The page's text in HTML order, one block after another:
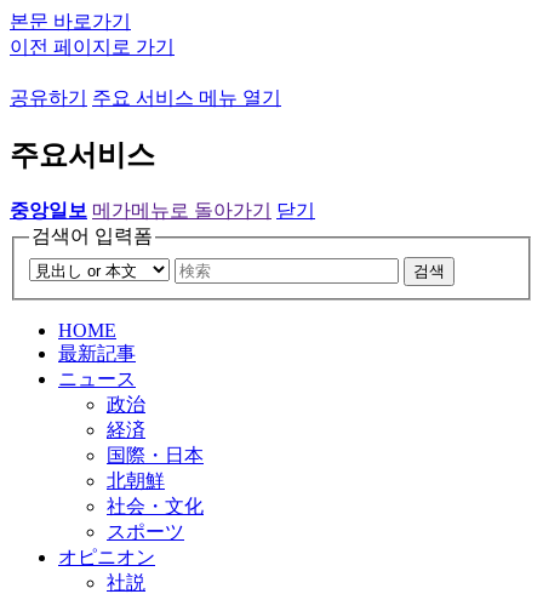
본문 바로가기
이전 페이지로 가기
공유하기 주요 서비스 메뉴 열기
주요서비스
중앙일보 메가메뉴로 돌아가기
닫기
검색어 입력폼
검색
HOME
最新記事
ニュース
政治
経済
国際・日本
北朝鮮
社会・文化
スポーツ
オピニオン
社説